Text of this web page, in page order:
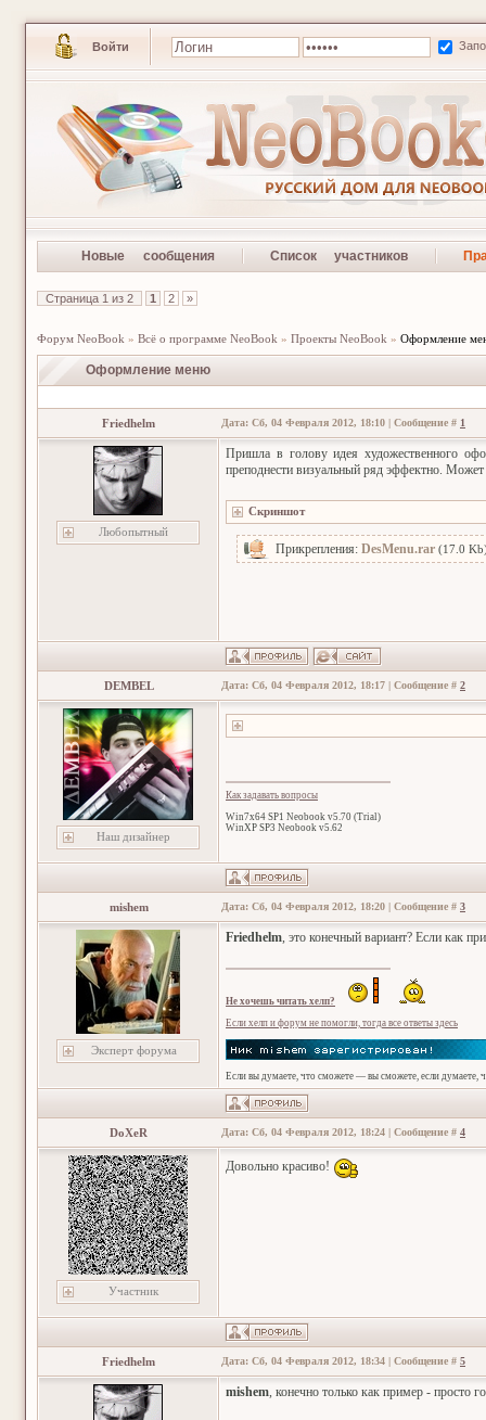
Войти
Новые сообщения Список участников
Страница 1 из 2 1 2 »
Форум NeoBook » Всё о программе NeoBook » Проекты NeoBook » Оформление
Оформление меню
Friedhelm Дата: Сб, 04 Февраля 2012, 18:10 | Сообщение # 1
Любопытный
Пришла в голову идея художественного
преподнести визуальный ряд эффектно.
Прикрепления: DesMenu.rar (17.0
DEMBEL Дата: Сб, 04 Февраля 2012, 18:17 | Сообщение # 2
Наш дизайнер
Как задавать вопросы
Win7x64 SP1 Neobook v5.70 (Trial)
WinXP SP3 Neobook v5.62
mishem Дата: Сб, 04 Февраля 2012, 18:20 | Сообщение # 3
Эксперт форума
Friedhelm, это конечный вариант? Если как
Не хочешь читать хелп?
Если хелп и форум не помогли, тогда все ответы здесь
Если вы думаете, что сможете — вы сможете, если думаете,
DoXeR Дата: Сб, 04 Февраля 2012, 18:24 | Сообщение # 4
Участник
Довольно красиво!
Friedhelm Дата: Сб, 04 Февраля 2012, 18:34 | Сообщение # 5
mishem, конечно только как пример - просто